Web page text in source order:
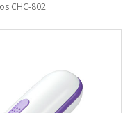
CHC-802